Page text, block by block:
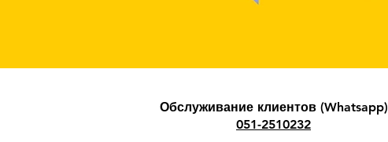
Обслуживание клиентов (Whatsapp)
051-2510232